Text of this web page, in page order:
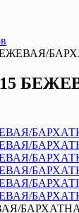
БЕЖЕВАЯ/